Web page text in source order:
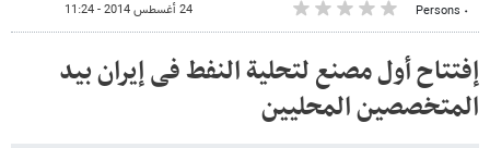
٠ Persons 24 أغسطس 2014 - 11:24
إفتتاح أول مصنع لتحلیة النفط فی إیران بید
المتخصصین المحلیین